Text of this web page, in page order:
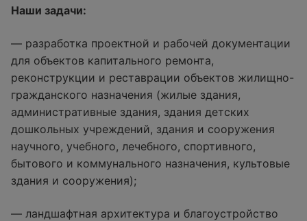
Наши задачи:
— разработка проектной и рабочей документации
для объектов капитального ремонта,
реконструкции и реставрации объектов жилищно-
гражданского назначения (жилые здания,
административные здания, здания детских
дошкольных учреждений, здания и сооружения
научного, учебного, лечебного, спортивного,
бытового и коммунального назначения, культовые
здания и сооружения);
— ландшафтная архитектура и благоустройство